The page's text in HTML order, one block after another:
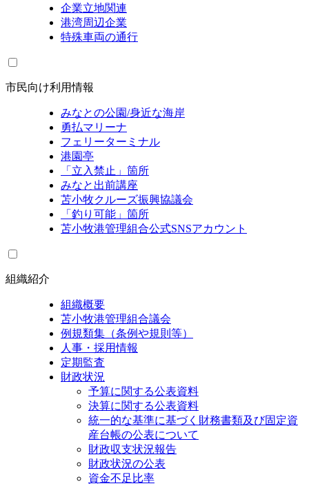
企業立地関連
港湾周辺企業
特殊車両の通行
市民向け利用情報
みなとの公園/身近な海岸
勇払マリーナ
フェリーターミナル
港園亭
「立入禁止」箇所
みなと出前講座
苫小牧クルーズ振興協議会
「釣り可能」箇所
苫小牧港管理組合公式SNSアカウント
組織紹介
組織概要
苫小牧港管理組合議会
例規類集（条例や規則等）
人事・採用情報
定期監査
財政状況
予算に関する公表資料
決算に関する公表資料
統一的な基準に基づく財務書類及び固定資
産台帳の公表について
財政収支状況報告
財政状況の公表
資金不足比率